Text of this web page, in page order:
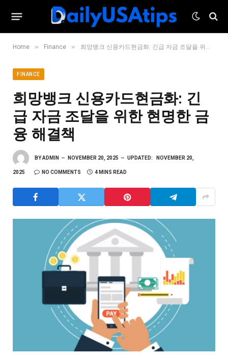
Home » Finance » 희망뱅크 신용카드현금화: 긴급 자금 조달을 위한 현명한 금융 해결책
FINANCE
희망뱅크 신용카드현금화: 긴
급 자금 조달을 위한 현명한 금
융 해결책
BYADMIN NOVEMBER 20, 2025 UPDATED: NOVEMBER 20,
2025 NO COMMENTS 4 MINS READ